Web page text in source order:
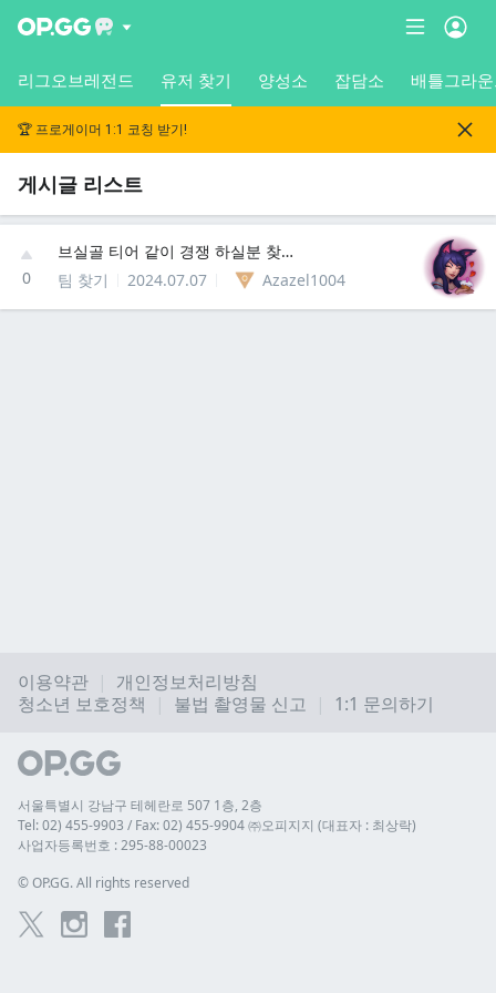
리그오브레전드 유저 찾기 양성소 잡담소 배틀그라
🏆 프로게이머 1:1 코칭 받기!
게시글 리스트
0
브실골 티어 같이 경쟁 하실분 찾아요
팀 찾기
2024.07.07 Azazel1004
이용약관
개인정보처리방침
청소년 보호정책
불법 촬영물 신고 1:1 문의하기
서울특별시 강남구 테헤란로 507 1층, 2층
Tel: 02) 455-9903 / Fax: 02) 455-9904 ㈜오피지지 (대표자 : 최상락)
사업자등록번호 : 295-88-00023
© OP.GG. All rights reserved